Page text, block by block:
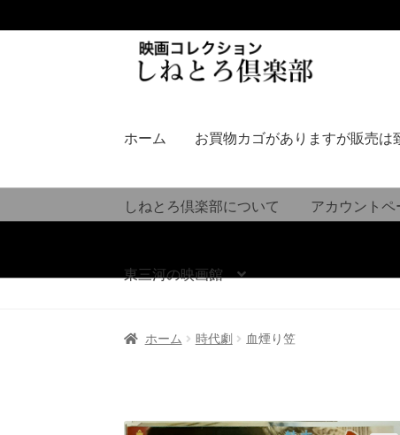
シ
へ
ス
ッ
ツ
キ
ッ
ホーム お買物カゴがありますが販売は
しねとろ倶楽部について アカウントペ
東三河の映画館
ホーム 時代劇 血煙り笠